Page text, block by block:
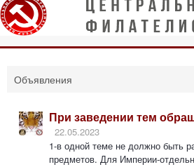
Объявления
При заведении тем
22.05.2023
1-в одной теме не должно быть
предметов. Для Империи-